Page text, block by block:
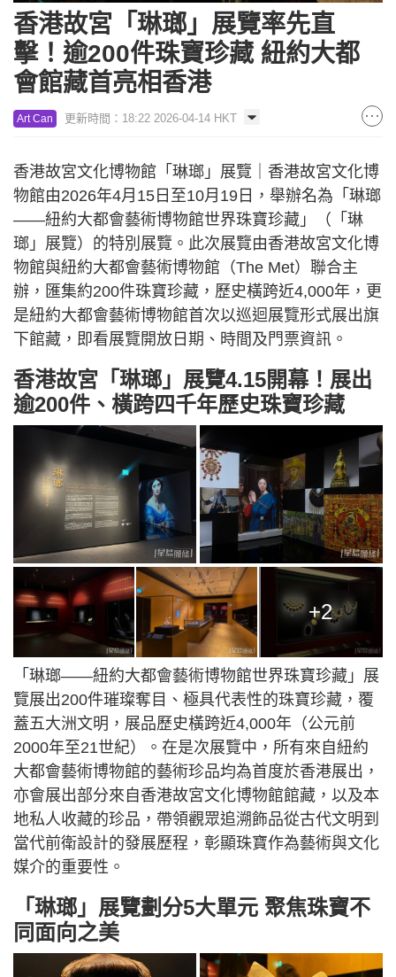
香港故宮「琳瑯」展覽率先直
擊！逾200件珠寶珍藏 紐約大都
會館藏首亮相香港
Art Can 更新時間：18:22 2026-04-14 HKT
香港故宮文化博物館「琳瑯」展覽｜香港故宮文化博
物館由2026年4月15日至10月19日，舉辦名為「琳瑯
——紐約大都會藝術博物館世界珠寶珍藏」（「琳
瑯」展覽）的特別展覽。此次展覽由香港故宮文化博
物館與紐約大都會藝術博物館（The Met）聯合主
辦，匯集約200件珠寶珍藏，歷史橫跨近4,000年，更
是紐約大都會藝術博物館首次以巡迴展覽形式展出旗
下館藏，即看展覽開放日期、時間及門票資訊。
香港故宮「琳瑯」展覽4.15開幕！展出
逾200件、橫跨四千年歷史珠寶珍藏
+2
「琳瑯——紐約大都會藝術博物館世界珠寶珍藏」展
覽展出200件璀璨奪目、極具代表性的珠寶珍藏，覆
蓋五大洲文明，展品歷史橫跨近4,000年（公元前
2000年至21世紀）。在是次展覽中，所有來自紐約
大都會藝術博物館的藝術珍品均為首度於香港展出，
亦會展出部分來自香港故宮文化博物館館藏，以及本
地私人收藏的珍品，帶領觀眾追溯飾品從古代文明到
當代前衛設計的發展歷程，彰顯珠寶作為藝術與文化
媒介的重要性。
「琳瑯」展覽劃分5大單元 聚焦珠寶不
同面向之美